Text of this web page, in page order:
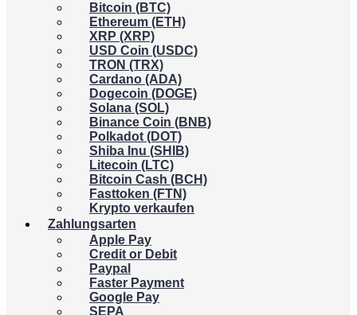
Bitcoin (BTC)
Ethereum (ETH)
XRP (XRP)
USD Coin (USDC)
TRON (TRX)
Cardano (ADA)
Dogecoin (DOGE)
Solana (SOL)
Binance Coin (BNB)
Polkadot (DOT)
Shiba Inu (SHIB)
Litecoin (LTC)
Bitcoin Cash (BCH)
Fasttoken (FTN)
Krypto verkaufen
Zahlungsarten
Apple Pay
Credit or Debit
Paypal
Faster Payment
Google Pay
SEPA